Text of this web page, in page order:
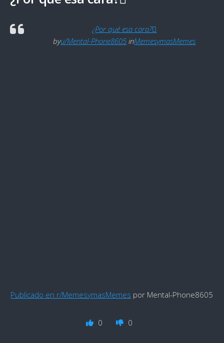
¿Por qué esa cara?🫪
byu/Mental-Phone8605 inMemesymasMemes
Publicado en r/MemesymasMemes por Mental-Phone8605
0 0